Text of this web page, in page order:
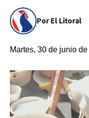
Por El Litoral
Martes, 30 de junio